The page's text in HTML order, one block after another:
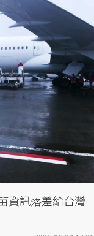
資訊落差給台灣